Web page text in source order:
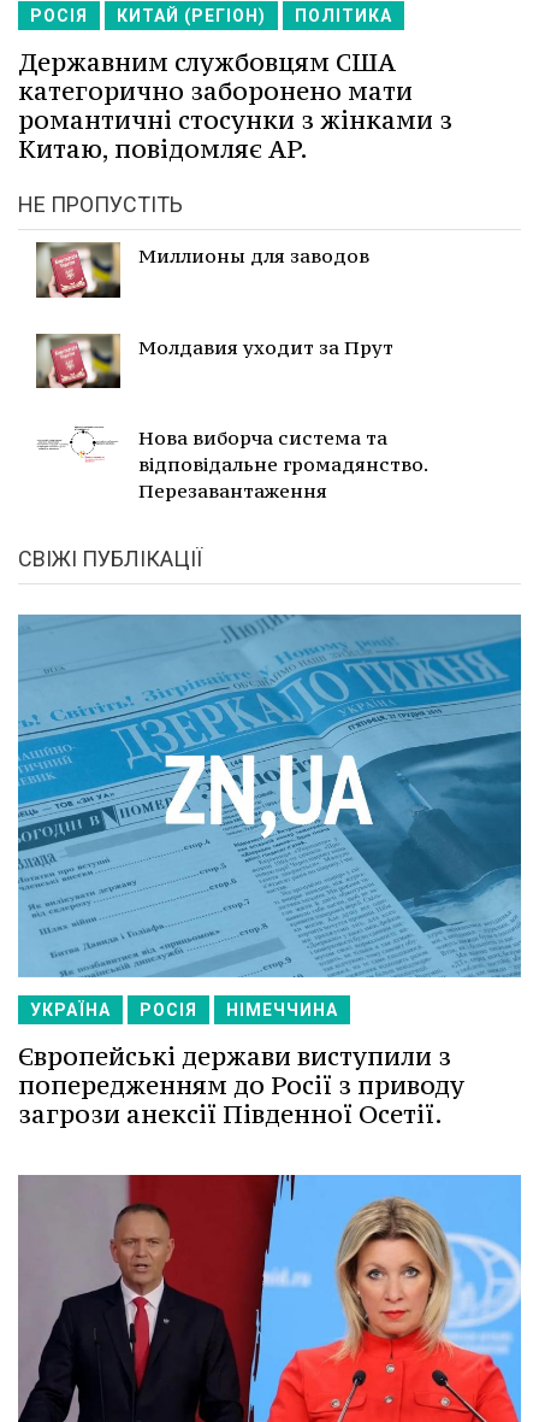
РОСІЯ КИТАЙ (РЕГІОН) ПОЛІТИКА
Державним службовцям США
категорично заборонено мати
романтичні стосунки з жінками з
Китаю, повідомляє AP.
НЕ ПРОПУСТІТЬ
Миллионы для заводов
Молдавия уходит за Прут
Нова виборча система та
відповідальне громадянство.
Перезавантаження
СВІЖІ ПУБЛІКАЦІЇ
УКРАЇНА РОСІЯ НІМЕЧЧИНА
Європейські держави виступили з
попередженням до Росії з приводу
загрози анексії Південної Осетії.